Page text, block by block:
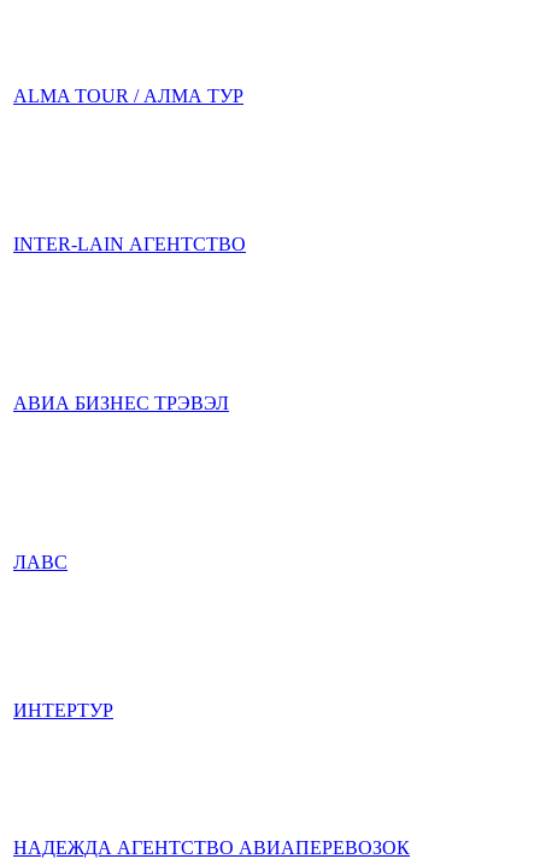
ALMA TOUR / АЛМА ТУР
INTER-LAIN АГЕНТСТВО
АВИА БИЗНЕС ТРЭВЭЛ
ЛАВС
ИНТЕРТУР
НАДЕЖДА АГЕНТСТВО АВИАПЕРЕВОЗОК